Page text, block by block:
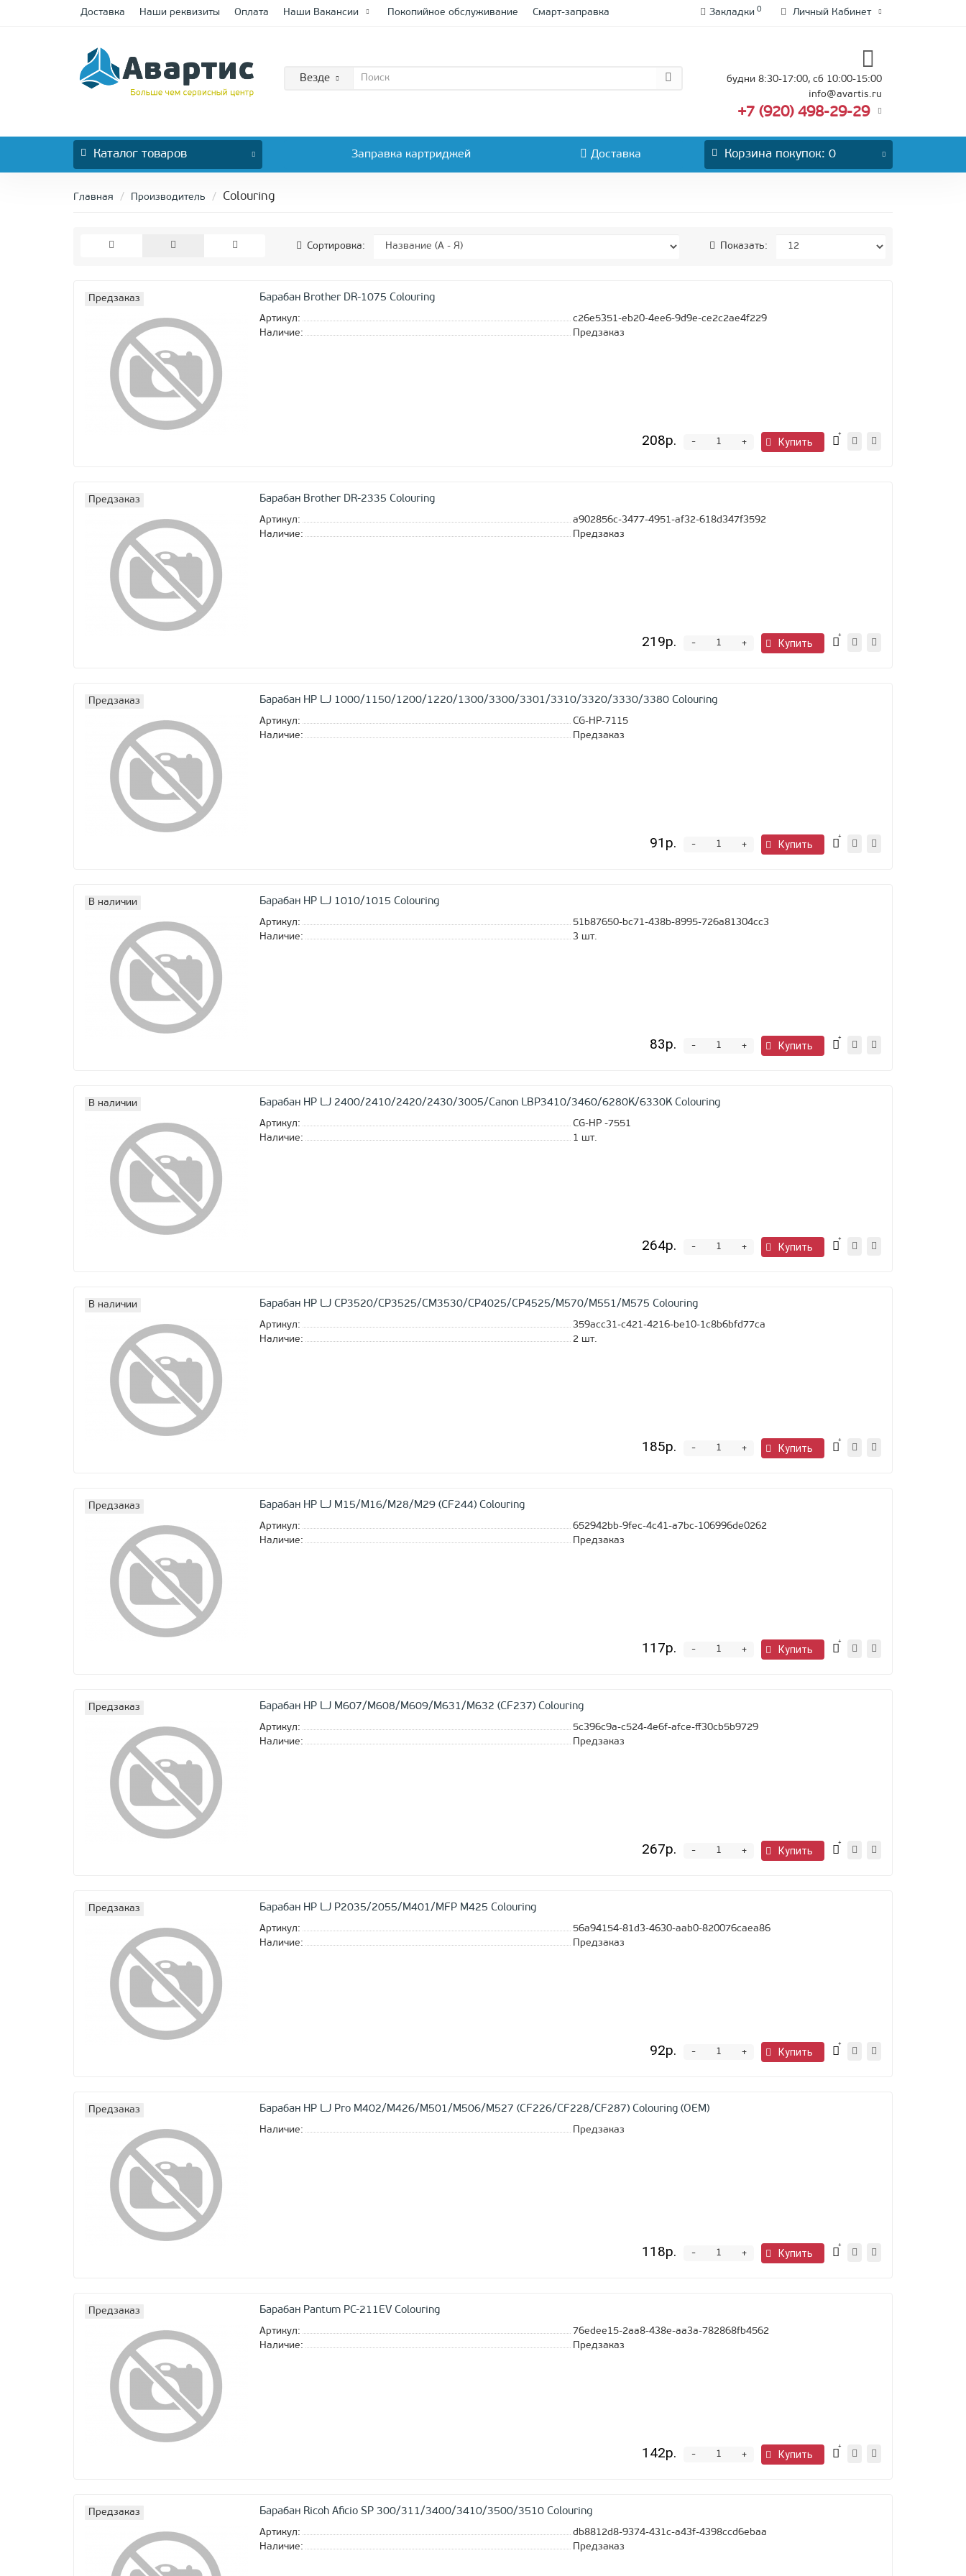
Доставка Наши реквизиты Оплата Наши Вакансии Покопийное обслуживание Смарт-заправка Закладки 0 Личный Кабинет
Везде
будни 8:30-17:00, сб 10:00-15:00
info@avartis.ru
+7 (920) 498-29-29
Каталог товаров Заправка картриджей Доставка Корзина покупок: 0
Главная Производитель Colouring
Сортировка: Показать:
Предзаказ
Барабан Brother DR-1075 Colouring
Артикул:
c26e5351-eb20-4ee6-9d9e-ce2c2ae4f229
Наличие:
Предзаказ
208р. +
- Купить
Предзаказ
Барабан Brother DR-2335 Colouring
Артикул:
a902856c-3477-4951-af32-618d347f3592
Наличие:
Предзаказ
219р. +
- Купить
Предзаказ
Барабан HP LJ 1000/1150/1200/1220/1300/3300/3301/3310/3320/3330/3380 Colouring
Артикул:
CG-HP-7115
Наличие:
Предзаказ
91р. +
- Купить
В наличии
Барабан HP LJ 1010/1015 Colouring
Артикул:
51b87650-bc71-438b-8995-726a81304cc3
Наличие:
3 шт.
83р. +
- Купить
В наличии
Барабан HP LJ 2400/2410/2420/2430/3005/Canon LBP3410/3460/6280K/6330K Colouring
Артикул:
CG-HP -7551
Наличие:
1 шт.
264р. +
- Купить
В наличии
Барабан HP LJ CP3520/CP3525/CM3530/CP4025/CP4525/M570/M551/M575 Colouring
Артикул:
359acc31-c421-4216-be10-1c8b6bfd77ca
Наличие:
2шт.
185р. +
- Купить
Предзаказ
Барабан HP LJ M15/M16/M28/M29 (CF244) Colouring
Артикул:
652942bb-9fec-4c41-a7bc-106996de0262
Наличие:
Предзаказ
117р. +
- Купить
Предзаказ
Барабан HP LJ M607/M608/M609/M631/M632 (CF237) Colouring
Артикул:
5c396c9a-c524-4e6f-afce-ff30cb5b9729
Наличие:
Предзаказ
267р. +
- Купить
Предзаказ
Барабан HP LJ P2035/2055/M401/MFP M425 Colouring
Артикул:
56a94154-81d3-4630-aab0-820076caea86
Наличие:
Предзаказ
92р. +
- Купить
Предзаказ
Барабан HP LJ Pro M402/M426/M501/M506/M527 (CF226/CF228/CF287) Colouring (OEM)
Наличие:
Предзаказ
118р. +
- Купить
Предзаказ
Барабан Pantum PC-211EV Colouring
Артикул:
76edee15-2aa8-438e-aa3a-782868fb4562
Наличие:
Предзаказ
142р. +
- Купить
Предзаказ
Барабан Ricoh Aficio SP 300/311/3400/3410/3500/3510 Colouring
Артикул:
db8812d8-9374-431c-a43f-4398ccd6ebaa
Наличие:
Предзаказ